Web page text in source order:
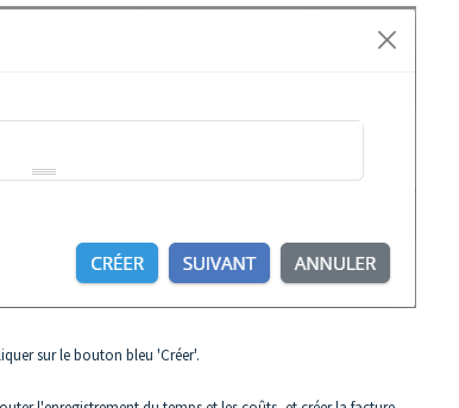
sur le bouton bleu 'Créer'.